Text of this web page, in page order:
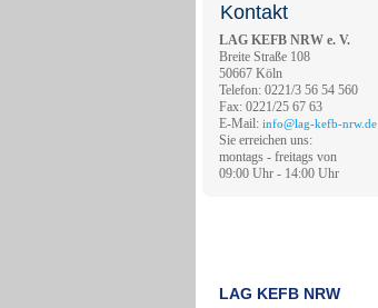
Kontakt
LAG KEFB NRW e. V.
Breite Straße 108
50667 Köln
Telefon: 0221/3 56 54 560
Fax: 0221/25 67 63
E-Mail: info@lag-kefb-nrw.de
Sie erreichen uns:
montags - freitags von
09:00 Uhr - 14:00 Uhr
LAG KEFB NRW